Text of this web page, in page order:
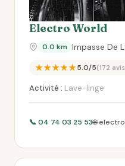
Electro World
0.0 km Impasse De
★★★★★5.0/5(172
Activité : Lave-linge
📞 04 74 03 25 53🌐